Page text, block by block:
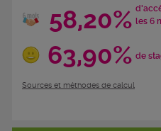
58,20% les 6
63,90% de
Sources et méthodes de calcul